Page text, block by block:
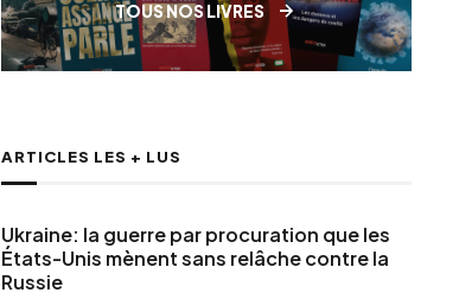
TOUS NOS LIVRES
ARTICLES LES + LUS
Ukraine: la guerre par procuration que les
États-Unis mènent sans relâche contre la
Russie